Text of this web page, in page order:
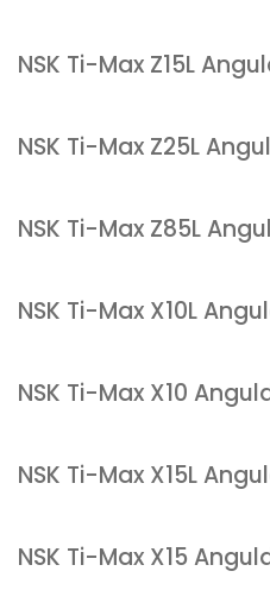
NSK Ti-Max Z15L
NSK Ti-Max Z25L
NSK Ti-Max Z85L
NSK Ti-Max X10L
NSK Ti-Max X10
NSK Ti-Max X15L
NSK Ti-Max X15